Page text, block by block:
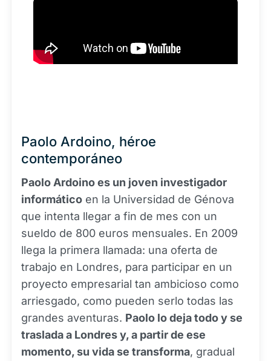
Paolo Ardoino, héroe
contemporáneo
Paolo Ardoino es un joven investigador
informático en la Universidad de Génova
que intenta llegar a fin de mes con un
sueldo de 800 euros mensuales. En 2009
llega la primera llamada: una oferta de
trabajo en Londres, para participar en un
proyecto empresarial tan ambicioso como
arriesgado, como pueden serlo todas las
grandes aventuras. Paolo lo deja todo y se
traslada a Londres y, a partir de ese
momento, su vida se transforma, gradual